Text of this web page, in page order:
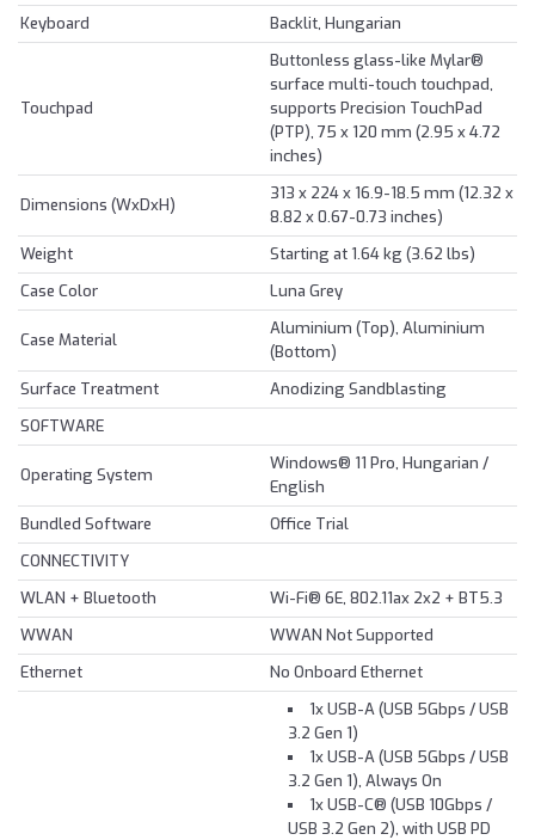
Keyboard
Backlit, Hungarian
Touchpad
Buttonless glass-like Mylar®
surface multi-touch touchpad,
supports Precision TouchPad
(PTP), 75 x 120 mm (2.95 x 4.72
inches)
Dimensions (WxDxH)
313 x 224 x 16.9-18.5 mm (12.32 x
8.82 x 0.67-0.73 inches)
Weight
Starting at 1.64 kg (3.62 lbs)
Case Color
Luna Grey
Case Material
Aluminium (Top), Aluminium
(Bottom)
Surface Treatment
Anodizing Sandblasting
SOFTWARE
Operating System
Windows® 11 Pro, Hungarian /
English
Bundled Software
Office Trial
CONNECTIVITY
WLAN + Bluetooth
Wi-Fi® 6E, 802.11ax 2x2 + BT5.3
WWAN
WWAN Not Supported
Ethernet
No Onboard Ethernet
1x USB-A (USB 5Gbps / USB
3.2 Gen 1)
1x USB-A (USB 5Gbps / USB
3.2 Gen 1), Always On
1x USB-C® (USB 10Gbps /
USB 3.2 Gen 2), with USB PD